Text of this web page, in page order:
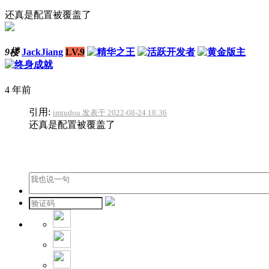
还真是配置被覆盖了
9楼 JackJiang LV.9
4 年前
引用: imtudou 发表于 2022-08-24 18:36
还真是配置被覆盖了